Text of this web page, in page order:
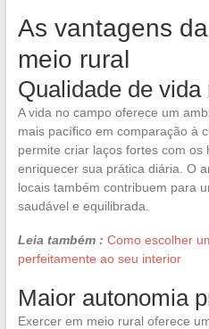
As vantagens
meio rural
Qualidade de vida
A vida no campo oferece um
mais pacífico em comparação à
permite criar laços fortes com os
enriquecer sua prática diária. O
locais também contribuem para
saudável e equilibrada.
Leia também : Como escolher
perfeitamente ao seu interior
Maior autonomia
Exercer em meio rural oferece